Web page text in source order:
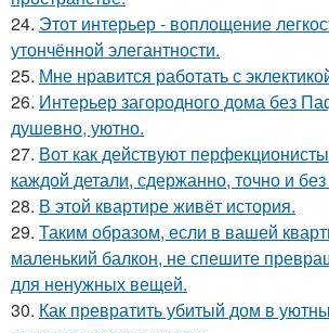
24. Этот интерьер - воплощение
утончённой элегантности.
25. Мне нравится работать с
26. Интерьер загородного дома без
душевно, уютно.
27. Вот как действуют
каждой детали, сдержанно, точно и
28. В этой квартире живёт история.
29. Таким образом, если в вашей
маленький балкон, не спешите
для ненужных вещей.
30. Как превратить убитый дом в